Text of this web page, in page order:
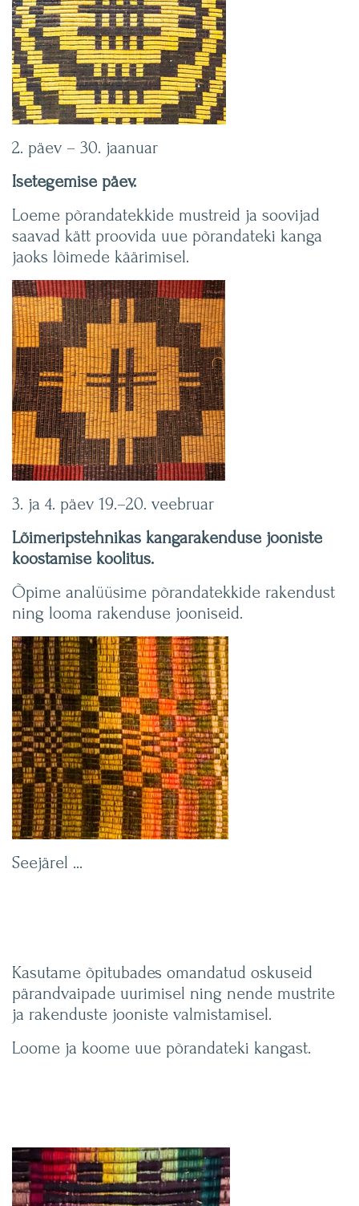
K
I
M
U
R
I
K
U
R
S
U
S
E
L
E
2. päev – 30. jaanuar
Isetegemise päev.
Loeme põrandatekkide mustreid ja soovijad
saavad kätt proovida uue põrandateki kanga
jaoks lõimede käärimisel.
3. ja 4. päev 19.–20. veebruar
Lõimeripstehnikas kangarakenduse jooniste
koostamise koolitus.
Õpime analüüsime põrandatekkide rakendust
ning looma rakenduse jooniseid.
Seejärel …
Kasutame õpitubades omandatud oskuseid
pärandvaipade uurimisel ning nende mustrite
ja rakenduste jooniste valmistamisel.
Loome ja koome uue põrandateki kangast.